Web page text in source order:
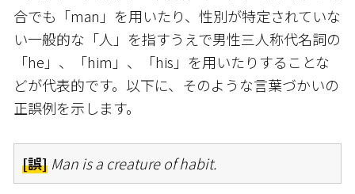
合でも「man」を用いたり、性別が特定されていな
い一般的な「人」を指すうえで男性三人称代名詞の
「he」、「him」、「his」を用いたりすることな
どが代表的です。以下に、そのような言葉づかいの
正誤例を示します。
[誤] Man is a creature of habit.